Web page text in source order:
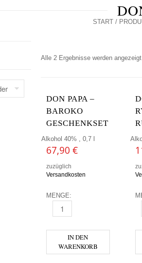
START /
Alle 2 Ergebnisse werden angezeigt
DON PAPA –
BAROKO
GESCHENKSET
Alkohol 40% , 0,7 l
67,90 €
zuzüglich
Versandkosten
MENGE:
DON PAPA - BAROKO
IN DEN
WARENKORB